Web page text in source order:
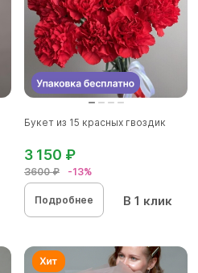
Букет из 15 красных гвоздик
3600 ₽ -13%
3 150 ₽
Подробнее В 1 клик